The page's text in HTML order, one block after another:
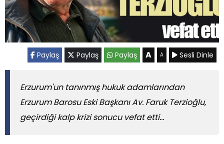
Paylaş Paylaş Paylaş A A Sesli Dinle
Erzurum'un tanınmış hukuk adamlarından
Erzurum Barosu Eski Başkanı Av. Faruk Terzioğlu,
geçirdiği kalp krizi sonucu vefat etti...